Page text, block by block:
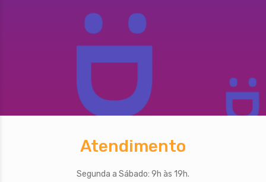
Atendimento
Segunda a Sábado: 9h às 19h.